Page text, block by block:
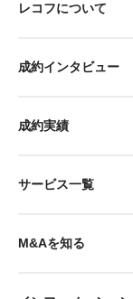
レコフについて
成約インタビュー
成約実績
サービス一覧
M&Aを知る